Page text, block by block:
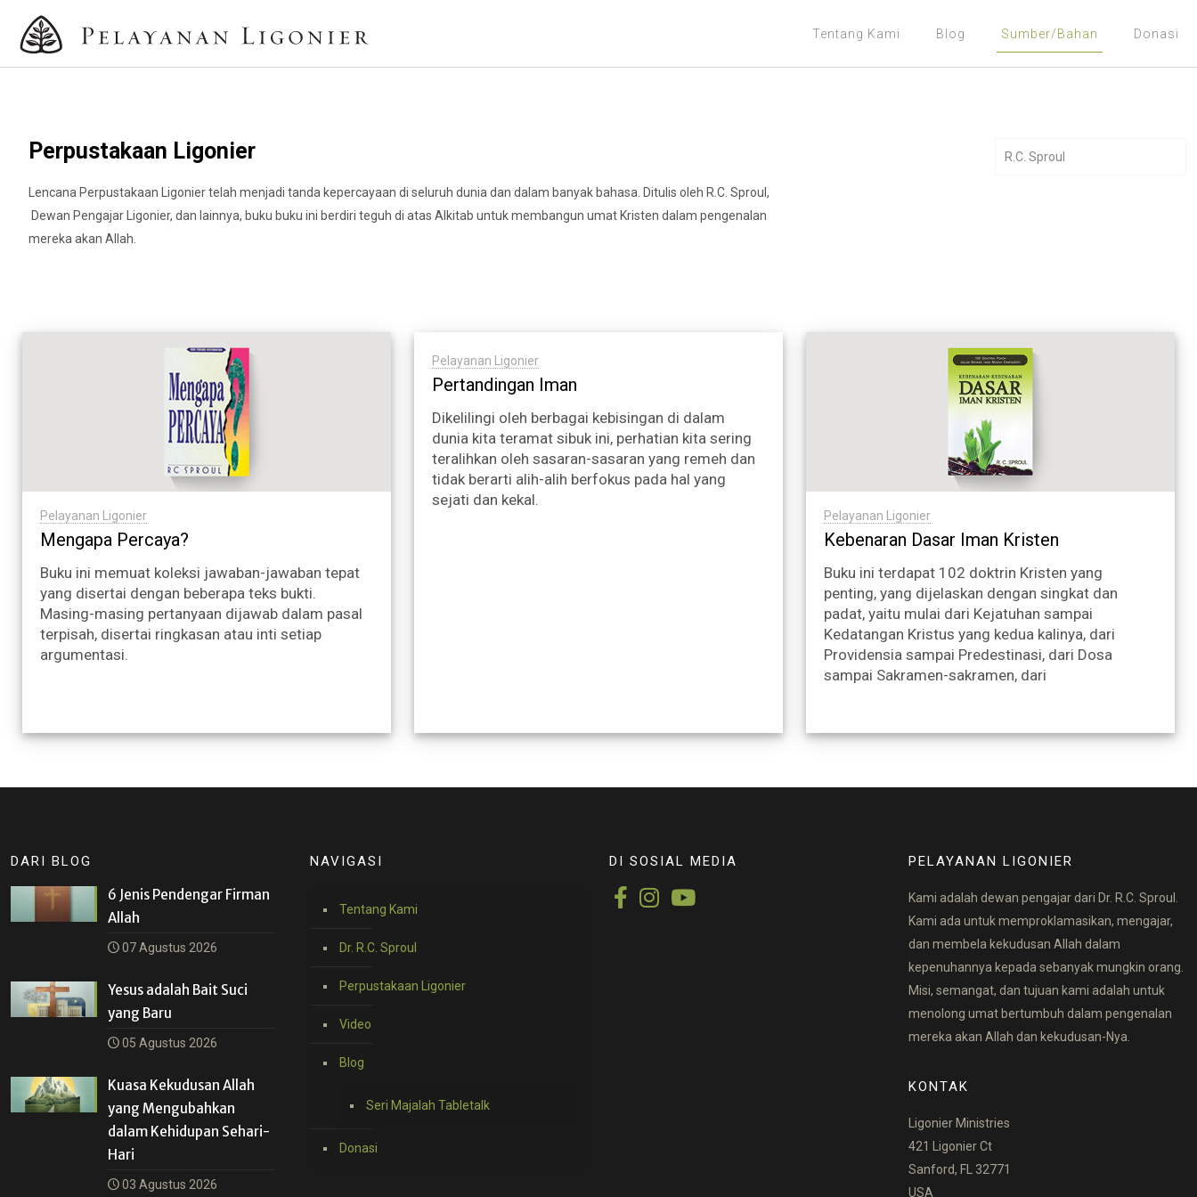
Tentang Kami Blog Sumber/Bahan Donasi
Perpustakaan Ligonier
Lencana Perpustakaan Ligonier telah menjadi tanda kepercayaan di seluruh dunia dan dalam banyak bahasa. Ditulis oleh R.C. Sproul,
Dewan Pengajar Ligonier, dan lainnya, buku buku ini berdiri teguh di atas Alkitab untuk membangun umat Kristen dalam pengenalan
mereka akan Allah.
R.C. Sproul
Pelayanan Ligonier
Mengapa Percaya?
Buku ini memuat koleksi jawaban-jawaban tepat
yang disertai dengan beberapa teks bukti.
Masing-masing pertanyaan dijawab dalam pasal
terpisah, disertai ringkasan atau inti setiap
argumentasi.
Pelayanan Ligonier
Pertandingan Iman
Dikelilingi oleh berbagai kebisingan di dalam
dunia kita teramat sibuk ini, perhatian kita sering
teralihkan oleh sasaran-sasaran yang remeh dan
tidak berarti alih-alih berfokus pada hal yang
sejati dan kekal.
Pelayanan Ligonier
Kebenaran Dasar Iman Kristen
Buku ini terdapat 102 doktrin Kristen yang
penting, yang dijelaskan dengan singkat dan
padat, yaitu mulai dari Kejatuhan sampai
Kedatangan Kristus yang kedua kalinya, dari
Providensia sampai Predestinasi, dari Dosa
sampai Sakramen-sakramen, dari
DARI BLOG
6 Jenis Pendengar Firman
Allah
07 Agustus 2026
Yesus adalah Bait Suci
yang Baru
05 Agustus 2026
Kuasa Kekudusan Allah
yang Mengubahkan
dalam Kehidupan Sehari-
Hari
03 Agustus 2026
NAVIGASI
Tentang Kami
Dr. R.C. Sproul
Perpustakaan Ligonier
Video
Blog
Seri Majalah Tabletalk
Donasi
DI SOSIAL MEDIA PELAYANAN LIGONIER
Kami adalah dewan pengajar dari Dr. R.C. Sproul.
Kami ada untuk memproklamasikan, mengajar,
dan membela kekudusan Allah dalam
kepenuhannya kepada sebanyak mungkin orang.
Misi, semangat, dan tujuan kami adalah untuk
menolong umat bertumbuh dalam pengenalan
mereka akan Allah dan kekudusan-Nya.
KONTAK
Ligonier Ministries
421 Ligonier Ct
Sanford, FL 32771
USA